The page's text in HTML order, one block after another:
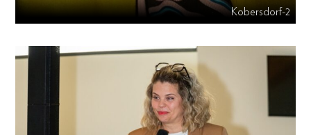
Kobersdorf-2